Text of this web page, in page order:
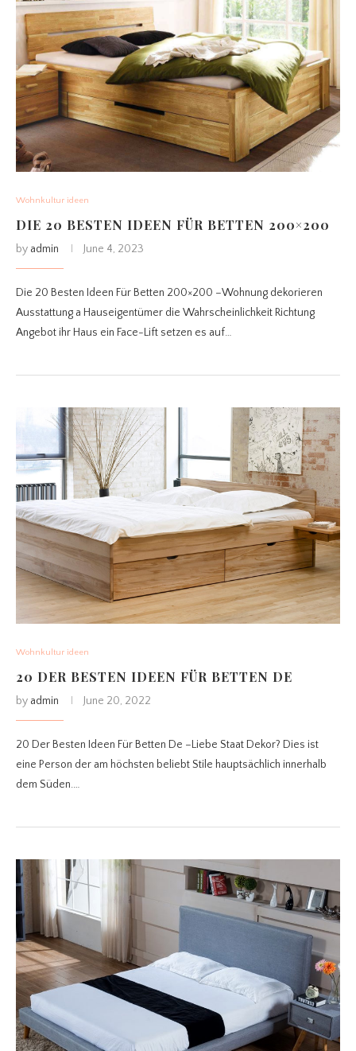
Wohnkultur ideen
DIE 20 BESTEN IDEEN FÜR BETTEN 200×200
by admin June 4, 2023
Die 20 Besten Ideen Für Betten 200×200 –Wohnung dekorieren
Ausstattung a Hauseigentümer die Wahrscheinlichkeit Richtung
Angebot ihr Haus ein Face-Lift setzen es auf…
Wohnkultur ideen
20 DER BESTEN IDEEN FÜR BETTEN DE
by admin June 20, 2022
20 Der Besten Ideen Für Betten De –Liebe Staat Dekor? Dies ist
eine Person der am höchsten beliebt Stile hauptsächlich innerhalb
dem Süden.…